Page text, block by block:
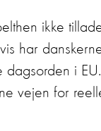
ikke
har
dagsorden i
vejen for